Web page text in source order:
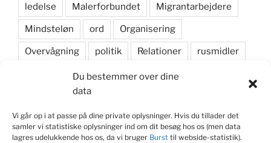
Du bestemmer over dine
data
Vi går op i at passe på dine private oplysninger. Hvis du tillader det
samler vi statistiske oplysninger ind om dit besøg hos os (men data
lagres udelukkende hos os, da vi bruger Burst til webside-statistik).
ledelse Malerforbundet Migrantarbejdere
Mindsteløn ord Organisering
Overvågning politik Relationer rusmidler
samarbejde Samfundsansvar
skyddsombud
sociale medier Strategi valgkamp